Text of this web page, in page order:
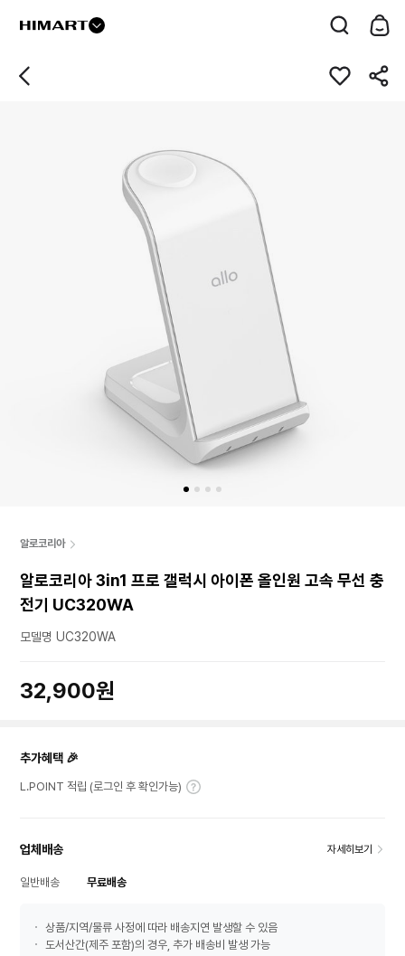
알로코리아
알로코리아 3in1 프로 갤럭시 아이폰 올인원 고속 무선 충
전기 UC320WA
모델명 UC320WA
32,900원
추가혜택 🎉
L.POINT 적립 (로그인 후 확인가능)
업체배송 자세히보기
일반배송 무료배송
상품/지역/물류 사정에 따라 배송지연 발생할 수 있음
도서산간(제주 포함)의 경우, 추가 배송비 발생 가능